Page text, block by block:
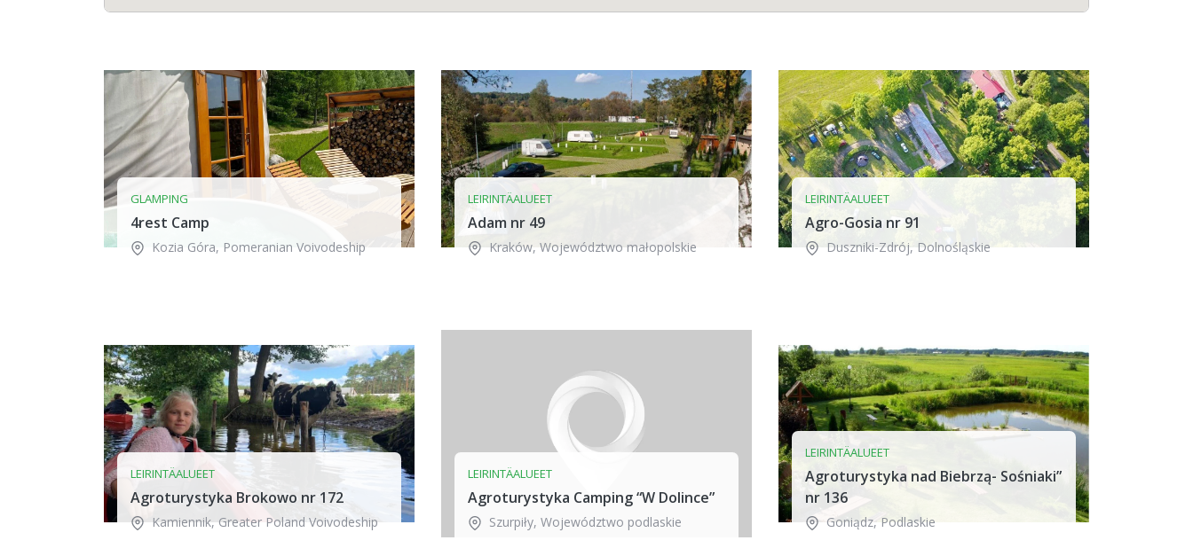
GLAMPING
4rest Camp
Kozia Góra, Pomeranian Voivodeship
LEIRINTÄALUEET
Adam nr 49
Kraków, Województwo małopolskie
LEIRINTÄALUEET
Agro-Gosia nr 91
Duszniki-Zdrój, Dolnośląskie
LEIRINTÄALUEET
Agroturystyka Brokowo nr 172
Kamiennik,Greater Poland Voivodeship
LEIRINTÄALUEET
Agroturystyka Camping “W Dolince”
Szurpiły, Województwo podlaskie
LEIRINTÄALUEET
Agroturystyka nad Biebrzą- Sośniaki”
nr 136
Goniądz, Podlaskie